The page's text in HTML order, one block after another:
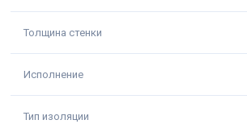
Толщина стенки
Исполнение
Тип изоляции